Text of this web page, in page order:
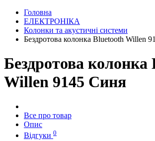
Головна
ЕЛЕКТРОНІКА
Колонки та акустичні системи
Бездротова колонка Bluetooth Willen
Бездротова
Willen 9145 Синя
Все про товар
Опис
Відгуки 0